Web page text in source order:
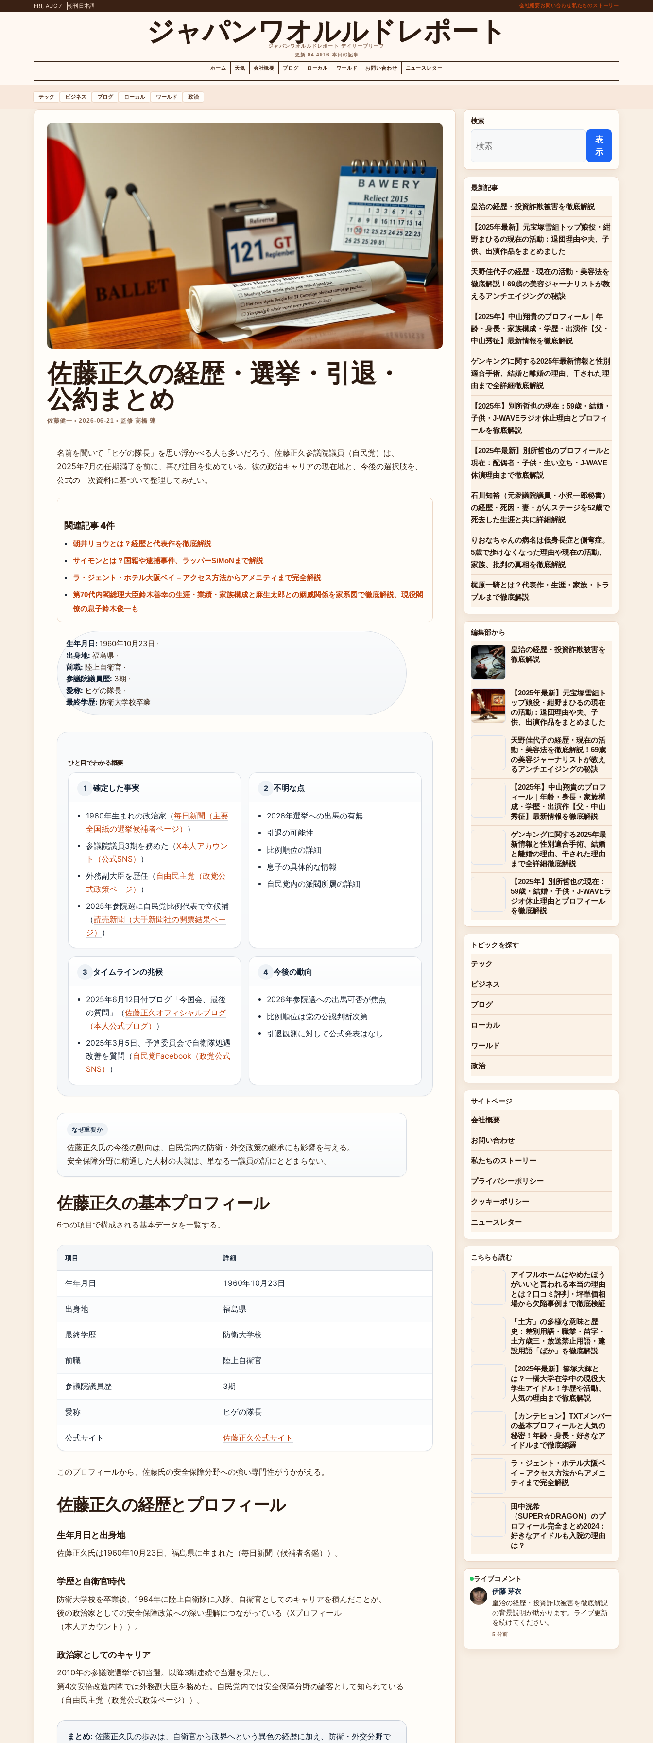
FRI, AUG 7 朝刊 日本語 会社概要お問い合わせ私たちのストーリー
ジャパンワオルルドレポート
ジャパンワオルルドレポート デイリーブリーフ
更新 04:4916 本日の記事
ホーム 天気 会社概要 ブログ ローカル ワールド お問い合わせ ニュースレター
テック ビジネス ブログ ローカル ワールド 政治
佐藤正久の経歴・選挙・引退・
公約まとめ
佐藤健一 • 2026-06-21 • 監修 高橋 蓮
名前を聞いて「ヒゲの隊長」を思い浮かべる人も多いだろう。佐藤正久参議院議員（自民党）は、
2025年7月の任期満了を前に、再び注目を集めている。彼の政治キャリアの現在地と、今後の選択肢を、
公式の一次資料に基づいて整理してみたい。
関連記事 4件
朝井リョウとは？経歴と代表作を徹底解説
サイモンとは？国籍や逮捕事件、ラッパーSiMoNまで解説
ラ・ジェント・ホテル大阪ベイ – アクセス方法からアメニティまで完全解説
第70代内閣総理大臣鈴木善幸の生涯・業績・家族構成と麻生太郎との姻戚関係を家系図で徹底解説、現役閣
僚の息子鈴木俊一も
生年月日: 1960年10月23日 ·
出身地: 福島県 ·
前職: 陸上自衛官 ·
参議院議員歴: 3期 ·
愛称: ヒゲの隊長 ·
最終学歴: 防衛大学校卒業
ひと目でわかる概要
1 確定した事実
1960年生まれの政治家（毎日新聞（主要
全国紙の選挙候補者ページ） ）
参議院議員3期を務めた（X本人アカウン
ト（公式SNS） ）
外務副大臣を歴任（ 自由民主党（政党公
式政策ページ） ）
2025年参院選に自民党比例代表で立候補
（読売新聞（大手新聞社の開票結果ペー
ジ） ）
2 不明な点
2026年選挙への出馬の有無
引退の可能性
比例順位の詳細
息子の具体的な情報
自民党内の派閥所属の詳細
3 タイムラインの兆候
2025年6月12日付ブログ「今国会、最後
の質問」（佐藤正久オフィシャルブログ
（本人公式ブログ） ）
2025年3月5日、予算委員会で自衛隊処遇
改善を質問（ 自民党Facebook（政党公式
SNS） ）
4 今後の動向
2026年参院選への出馬可否が焦点
比例順位は党の公認判断次第
引退観測に対して公式発表はなし
なぜ重要か
佐藤正久氏の今後の動向は、自民党内の防衛・外交政策の継承にも影響を与える。
安全保障分野に精通した人材の去就は、単なる一議員の話にとどまらない。
佐藤正久の基本プロフィール
6つの項目で構成される基本データを一覧する。
項目 詳細
生年月日 1960年10月23日
出身地 福島県
最終学歴 防衛大学校
前職 陸上自衛官
参議院議員歴 3期
愛称 ヒゲの隊長
公式サイト 佐藤正久公式サイト
このプロフィールから、佐藤氏の安全保障分野への強い専門性がうかがえる。
佐藤正久の経歴とプロフィール
生年月日と出身地
佐藤正久氏は1960年10月23日、福島県に生まれた（毎日新聞（候補者名鑑））。
学歴と自衛官時代
防衛大学校を卒業後、1984年に陸上自衛隊に入隊。自衛官としてのキャリアを積んだことが、
後の政治家としての安全保障政策への深い理解につながっている（Xプロフィール
（本人アカウント））。
政治家としてのキャリア
2010年の参議院選挙で初当選。以降3期連続で当選を果たし、
第4次安倍改造内閣では外務副大臣を務めた。自民党内では安全保障分野の論客として知られている
（自由民主党（政党公式政策ページ））。
まとめ: 佐藤正久氏の歩みは、自衛官から政界へという異色の経歴に加え、防衛・外交分野で
検索
表
示
最新記事
皇治の経歴・投資詐欺被害を徹底解説
【2025年最新】元宝塚雪組トップ娘役・紺
野まひるの現在の活動：退団理由や夫、子
供、出演作品をまとめました
天野佳代子の経歴・現在の活動・美容法を
徹底解説！69歳の美容ジャーナリストが教
えるアンチエイジングの秘訣
【2025年】中山翔貴のプロフィール｜年
齢・身長・家族構成・学歴・出演作【父・
中山秀征】最新情報を徹底解説
ゲンキングに関する2025年最新情報と性別
適合手術、結婚と離婚の理由、干された理
由まで全詳細徹底解説
【2025年】別所哲也の現在：59歳・結婚・
子供・J-WAVEラジオ休止理由とプロフィ
ールを徹底解説
【2025年最新】別所哲也のプロフィールと
現在：配偶者・子供・生い立ち・J-WAVE
休演理由まで徹底解説
石川知裕（元衆議院議員・小沢一郎秘書）
の経歴・死因・妻・がんステージを52歳で
死去した生涯と共に詳細解説
りおなちゃんの病名は低身長症と側弯症。
5歳で歩けなくなった理由や現在の活動、
家族、批判の真相を徹底解説
梶原一騎とは？代表作・生涯・家族・トラ
ブルまで徹底解説
編集部から
皇治の経歴・投資詐欺被害を
徹底解説
【2025年最新】元宝塚雪組ト
ップ娘役・紺野まひるの現在
の活動：退団理由や夫、子
供、出演作品をまとめました
天野佳代子の経歴・現在の活
動・美容法を徹底解説！69歳
の美容ジャーナリストが教え
るアンチエイジングの秘訣
【2025年】中山翔貴のプロフ
ィール｜年齢・身長・家族構
成・学歴・出演作【父・中山
秀征】最新情報を徹底解説
ゲンキングに関する2025年最
新情報と性別適合手術、結婚
と離婚の理由、干された理由
まで全詳細徹底解説
【2025年】別所哲也の現在：
59歳・結婚・子供・J-WAVEラ
ジオ休止理由とプロフィール
を徹底解説
トピックを探す
テック
ビジネス
ブログ
ローカル
ワールド
政治
サイトページ
会社概要
お問い合わせ
私たちのストーリー
プライバシーポリシー
クッキーポリシー
ニュースレター
こちらも読む
アイフルホームはやめたほう
がいいと言われる本当の理由
とは？口コミ評判・坪単価相
場から欠陥事例まで徹底検証
「土方」の多様な意味と歴
史：差別用語・職業・苗字・
土方歳三・放送禁止用語・建
設用語「ばか」を徹底解説
【2025年最新】篠塚大輝と
は？一橋大学在学中の現役大
学生アイドル！学歴や活動、
人気の理由まで徹底解説
【カンテヒョン】TXTメンバー
の基本プロフィールと人気の
秘密！年齢・身長・好きなア
イドルまで徹底網羅
ラ・ジェント・ホテル大阪ベ
イ – アクセス方法からアメニ
ティまで完全解説
田中洸希
（SUPER☆DRAGON）のプ
ロフィール完全まとめ2024：
好きなアイドルも入院の理由
は？
ライブコメント
鈴木 蒼
【2025年最新】元宝塚雪組トップ娘
役・紺野まひるの現在の活動：退団理
由や夫、子供、出演作品をまとめまし
た の報道は丁寧で、流れを追いやすい